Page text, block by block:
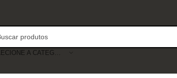
SELECIONE A CATEGORIA